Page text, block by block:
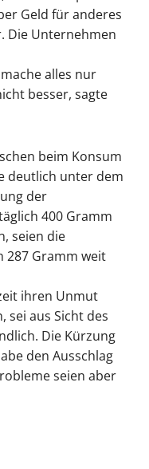
Geld für anderes
Die Unternehmen
alles nur
besser, sagte
beim Konsum
deutlich unter dem
der
400 Gramm
seien die
Gramm weit
ihren Unmut
sei aus Sicht des
Die Kürzung
den Ausschlag
seien aber